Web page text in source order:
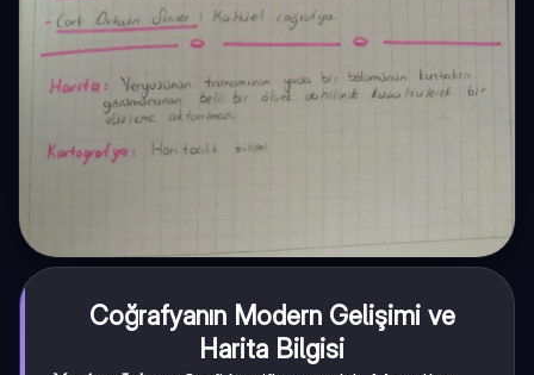
Coğrafyanın Modern Gelişimi ve
Harita Bilgisi